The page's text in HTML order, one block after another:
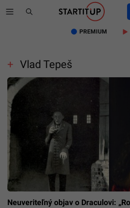
PREMIUM
Vlad Tepeš
Neuveriteľný objav o Draculovi: